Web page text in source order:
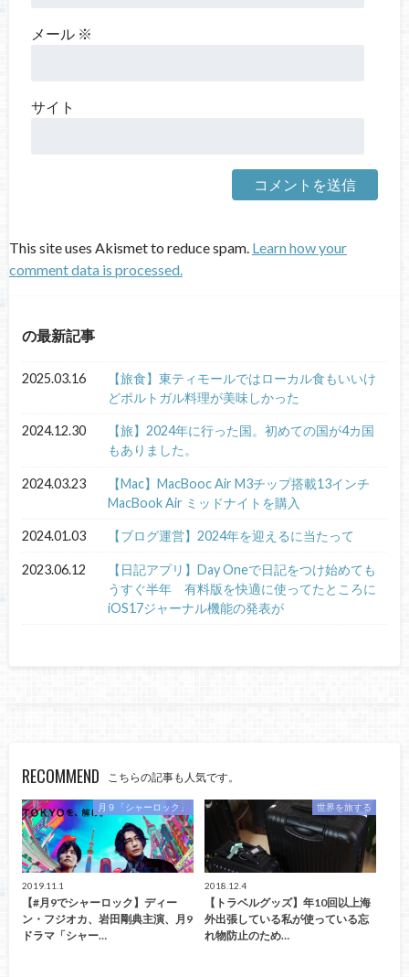
メール ※
サイト
This site uses Akismet to reduce spam. Learn how your
comment data is processed.
の最新記事
2025.03.16
【旅食】東ティモールではローカル食もいいけ
どポルトガル料理が美味しかった
2024.12.30
【旅】2024年に行った国。初めての国が4カ国
もありました。
2024.03.23
【Mac】MacBooc Air M3チップ搭載13インチ
MacBook Air ミッドナイトを購入
2024.01.03 【ブログ運営】2024年を迎えるに当たって
2023.06.12
【日記アプリ】Day Oneで日記をつけ始めても
うすぐ半年 有料版を快適に使ってたところに
iOS17ジャーナル機能の発表が
RECOMMEND こちらの記事も人気です。
月９「シャーロック」
2019.11.1
【#月9でシャーロック】ディー
ン・フジオカ、岩田剛典主演、月9
ドラマ「シャー…
世界を旅する
2018.12.4
【トラベルグッズ】年10回以上海
外出張している私が使っている忘
れ物防止のため…